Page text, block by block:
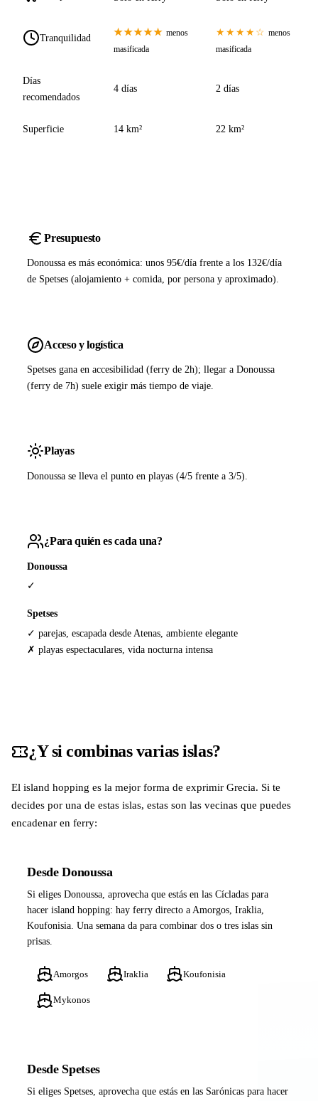
Tranquilidad ★★★★★ menos
masificada
★★★★☆ menos
masificada
Días
recomendados
4 días 2 días
Superficie 14 km² 22 km²
Presupuesto
Donoussa es más económica: unos 95€/día frente a los 132€/día
de Spetses (alojamiento + comida, por persona y aproximado).
Acceso y logística
Spetses gana en accesibilidad (ferry de 2h); llegar a Donoussa
(ferry de 7h) suele exigir más tiempo de viaje.
Playas
Donoussa se lleva el punto en playas (4/5 frente a 3/5).
¿Para quién es cada una?
Donoussa
✓
Spetses
✓ parejas, escapada desde Atenas, ambiente elegante
✗ playas espectaculares, vida nocturna intensa
¿Y si combinas varias islas?
El island hopping es la mejor forma de exprimir Grecia. Si te
decides por una de estas islas, estas son las vecinas que puedes
encadenar en ferry:
Desde Donoussa
Si eliges Donoussa, aprovecha que estás en las Cícladas para
hacer island hopping: hay ferry directo a Amorgos, Iraklia,
Koufonisia. Una semana da para combinar dos o tres islas sin
prisas.
Amorgos Iraklia Koufonisia
Mykonos
Desde Spetses
Si eliges Spetses, aprovecha que estás en las Sarónicas para hacer